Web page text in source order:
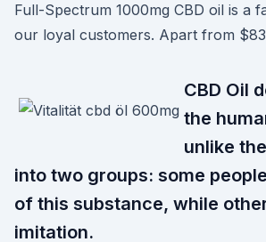
Full-Spectrum 1000mg CBD oil is a
our loyal customers. Apart from
CBD Oil
the
unlike
into two groups: some
of this substance, while
imitation.